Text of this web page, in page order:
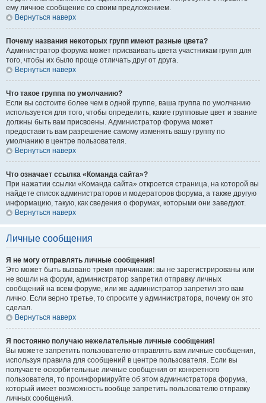
ему личное сообщение со своим предложением.
Вернуться наверх
Почему названия некоторых групп имеют разные цвета?
Администратор форума может присваивать цвета участникам групп для
того, чтобы их было проще отличать друг от друга.
Вернуться наверх
Что такое группа по умолчанию?
Если вы состоите более чем в одной группе, ваша группа по умолчанию
используется для того, чтобы определить, какие групповые цвет и звание
должны быть вам присвоены. Администратор форума может
предоставить вам разрешение самому изменять вашу группу по
умолчанию в центре пользователя.
Вернуться наверх
Что означает ссылка «Команда сайта»?
При нажатии ссылки «Команда сайта» откроется страница, на которой вы
найдете список администраторов и модераторов форума, а также другую
информацию, такую, как сведения о форумах, которыми они заведуют.
Вернуться наверх
Личные сообщения
Я не могу отправлять личные сообщения!
Это может быть вызвано тремя причинами: вы не зарегистрированы или
не вошли на форум, администратор запретил отправку личных
сообщений на всем форуме, или же администратор запретил это вам
лично. Если верно третье, то спросите у администратора, почему он это
сделал.
Вернуться наверх
Я постоянно получаю нежелательные личные сообщения!
Вы можете запретить пользователю отправлять вам личные сообщения,
используя правила для сообщений в центре пользователя. Если вы
получаете оскорбительные личные сообщения от конкретного
пользователя, то проинформируйте об этом администратора форума,
который имеет возможность вообще запретить пользователю отправку
личных сообщений.